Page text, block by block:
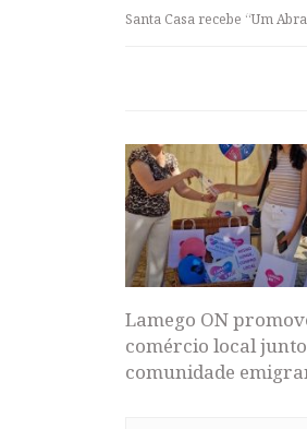
Santa Casa recebe “Um
Lamego ON
comércio local
comunidade